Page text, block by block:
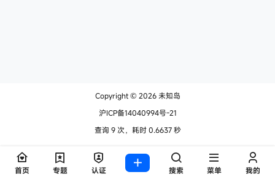
Copyright © 2026未知岛
沪ICP备14040994号-21
查询 9 次，耗时 0.6637 秒
首页 专题 认证 搜索 菜单 我的